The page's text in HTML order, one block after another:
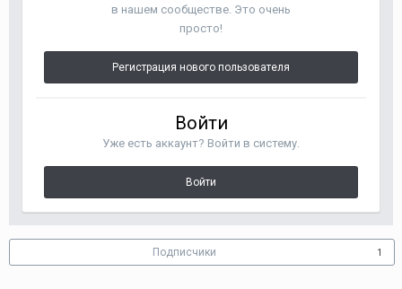
в нашем сообществе. Это очень
просто!
Регистрация нового пользователя
Войти
Уже есть аккаунт? Войти в систему.
Войти
Подписчики 1